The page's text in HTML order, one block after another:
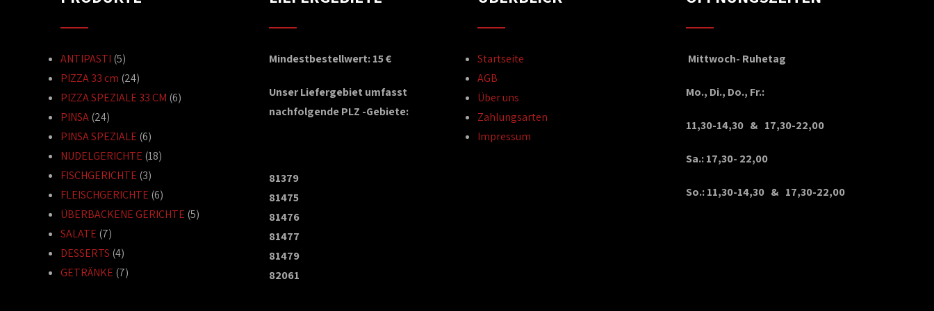
ANTIPASTI (5)
PIZZA 33 cm (24)
PIZZA SPEZIALE 33 CM (6)
PINSA(24)
PINSA SPEZIALE (6)
NUDELGERICHTE (18)
FISCHGERICHTE (3)
FLEISCHGERICHTE (6)
ÜBERBACKENE GERICHTE (5)
SALATE (7)
DESSERTS (4)
GETRÄNKE (7)
Mindestbestellwert: 15 €
Unser Liefergebiet umfasst
nachfolgende PLZ -Gebiete:
81379
81475
81476
81477
81479
82061
Startseite
AGB
Über uns
Zahlungsarten
Impressum
Mittwoch- Ruhetag
Mo., Di., Do., Fr.:
11,30-14,30 & 17,30-22,00
Sa.: 17,30- 22,00
So.: 11,30-14,30 & 17,30-22,00